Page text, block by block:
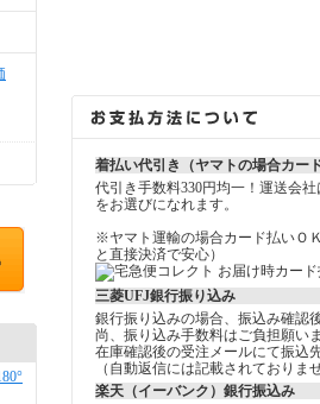
着払い代引き（ヤマトの場合カー
代引き手数料330円均一！運送会
をお選びになれます。
※ヤマト運輸の場合カード払いＯ
と直接決済で安心）
三菱UFJ銀行振り込み
銀行振り込みの場合、振込み確認
尚、振り込み手数料はご負担願い
在庫確認後の受注メールにて振込
（自動返信には記載されておりま
楽天（イーバンク）銀行振込み